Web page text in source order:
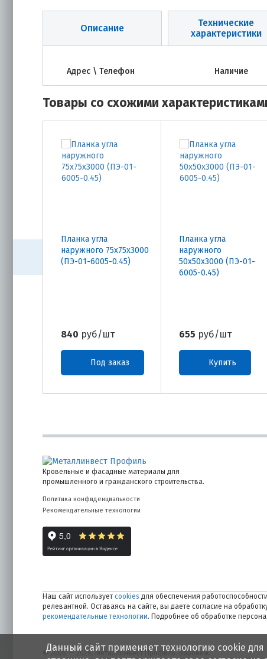
Описание
Технические
характеристики
Адрес \ Телефон Наличие
Товары со схожими
Планка угла
наружного 75х75х3000
(ПЭ-01-6005-0.45)
840 руб/шт
Под заказ
Планка угла
наружного
50х50х3000 (ПЭ-01-
6005-0.45)
655 руб/шт
Купить
Кровельные и фасадные материалы для
промышленного и гражданского строительства.
Политика конфиденциальности
Рекомендательные технологии
Наш сайт использует cookies для обеспечения
релевантной. Оставаясь на сайте, вы даете согласие на
рекомендательные технологии. Подробнее об обработке
© 2006 — 2026. Металлинвест Профиль. Воронеж
Данный сайт применяет технологию cookie